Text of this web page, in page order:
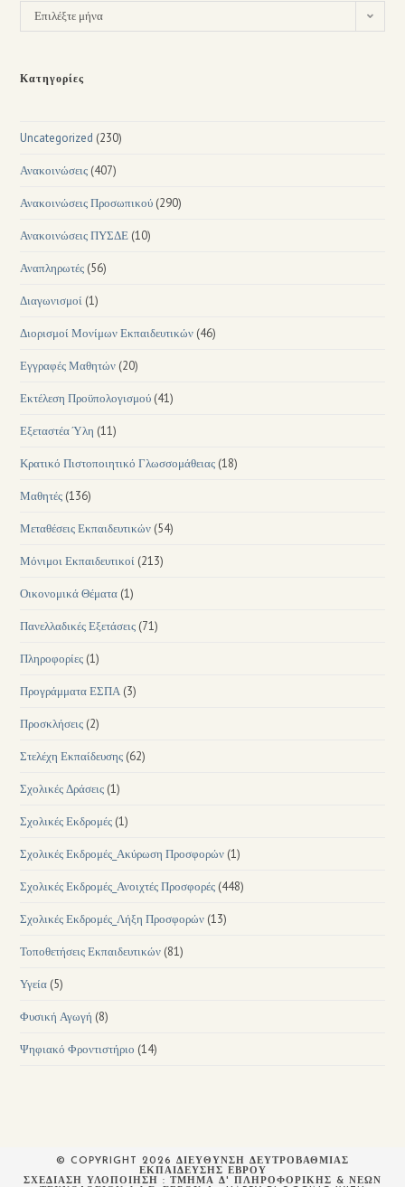
Επιλέξτε μήνα
Κατηγορίες
Uncategorized (230)
Ανακοινώσεις (407)
Ανακοινώσεις Προσωπικού (290)
Ανακοινώσεις ΠΥΣΔΕ (10)
Αναπληρωτές (56)
Διαγωνισμοί (1)
Διορισμοί Μονίμων Εκπαιδευτικών (46)
Εγγραφές Μαθητών (20)
Εκτέλεση Προϋπολογισμού (41)
Εξεταστέα Ύλη (11)
Κρατικό Πιστοποιητικό Γλωσσομάθειας (18)
Μαθητές (136)
Μεταθέσεις Εκπαιδευτικών (54)
Μόνιμοι Εκπαιδευτικοί (213)
Οικονομικά Θέματα (1)
Πανελλαδικές Εξετάσεις (71)
Πληροφορίες (1)
Προγράμματα ΕΣΠΑ (3)
Προσκλήσεις (2)
Στελέχη Εκπαίδευσης (62)
Σχολικές Δράσεις (1)
Σχολικές Εκδρομές (1)
Σχολικές Εκδρομές_Ακύρωση Προσφορών (1)
Σχολικές Εκδρομές_Ανοιχτές Προσφορές (448)
Σχολικές Εκδρομές_Λήξη Προσφορών (13)
Τοποθετήσεις Εκπαιδευτικών (81)
Υγεία (5)
Φυσική Αγωγή (8)
Ψηφιακό Φροντιστήριο (14)
© COPYRIGHT 2026 ΔΙΕΥΘΥΝΣΗ ΔΕΥΤΡΟΒΑΘΜΙΑΣ
ΕΚΠΑΙΔΕΥΣΗΣ ΕΒΡΟΥ
ΣΧΕΔΙΆΣΗ ΥΛΟΠΟΊΗΣΗ : ΤΜΉΜΑ Δ' ΠΛΗΡΟΦΟΡΙΚΉΣ & ΝΈΩΝ